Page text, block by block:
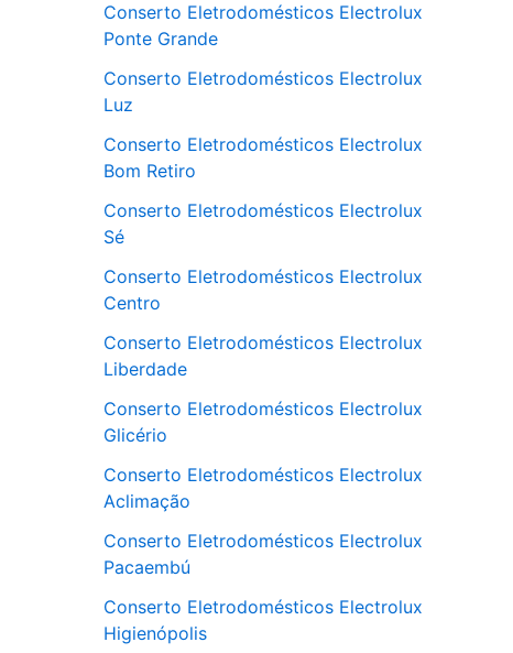
Conserto Eletrodomésticos Electrolux
Ponte Grande
Conserto Eletrodomésticos Electrolux
Luz
Conserto Eletrodomésticos Electrolux
Bom Retiro
Conserto Eletrodomésticos Electrolux
Sé
Conserto Eletrodomésticos Electrolux
Centro
Conserto Eletrodomésticos Electrolux
Liberdade
Conserto Eletrodomésticos Electrolux
Glicério
Conserto Eletrodomésticos Electrolux
Aclimação
Conserto Eletrodomésticos Electrolux
Pacaembú
Conserto Eletrodomésticos Electrolux
Higienópolis